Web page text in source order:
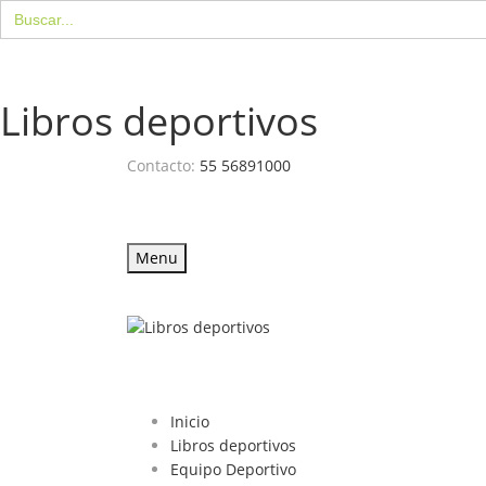
Buscar:
Libros deportivos
Contacto: 55 56891000
Menu
Inicio
Libros deportivos
Equipo Deportivo